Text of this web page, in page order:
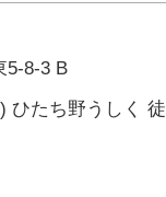
5-8-3 B
ひたち野うしく 徒